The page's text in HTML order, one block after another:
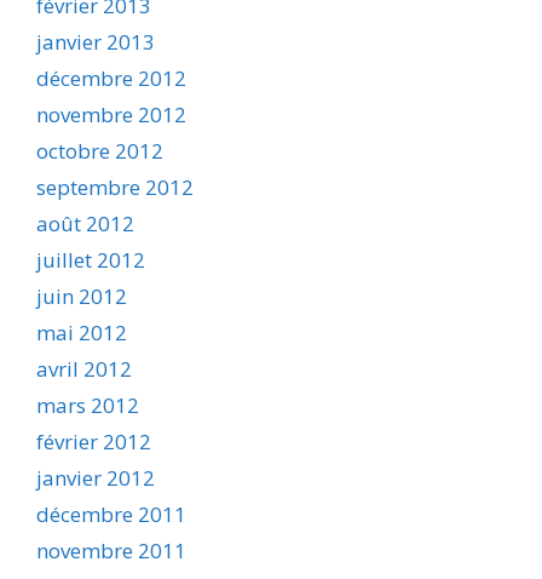
février 2013
janvier 2013
décembre 2012
novembre 2012
octobre 2012
septembre 2012
août 2012
juillet 2012
juin 2012
mai 2012
avril 2012
mars 2012
février 2012
janvier 2012
décembre 2011
novembre 2011